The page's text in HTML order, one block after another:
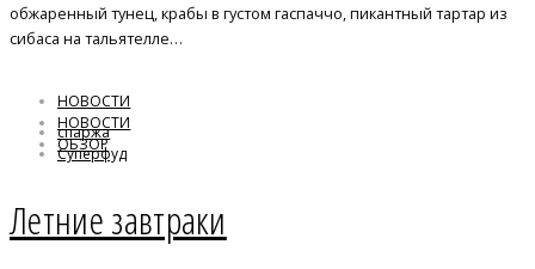
обжаренный тунец, крабы в густом гаспаччо, пикантный тартар из
сибаса на тальятелле…
НОВОСТИ
НОВОСТИ
ОБЗОР
спаржа
Суперфуд
Летние завтраки